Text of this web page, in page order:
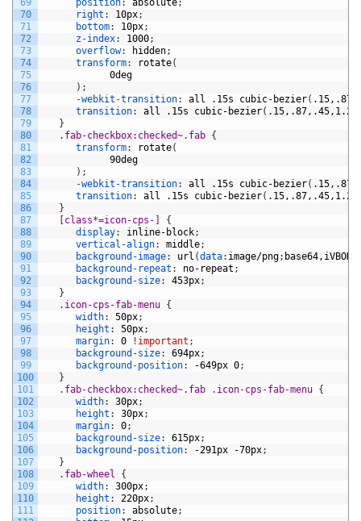
69
70
71
72
73
74
75
76
77
78
79
80
81
82
83
84
85
86
87
88
89
90
91
92
93
94
95
96
97
98
99
100
101
102
103
104
105
106
107
108
109
110
111
position: absolute;
right : 10px;
bottom: 10px;
z-index: 1000;
overflow: hidden;
transform: rotate(
0deg
) ;
-webkit-transition: all .15s cubic-bezier(
transition: all .15s cubic-bezier( .15,.87,.45,1.23
}
.fab-checkbox:checked~.fab {
transform: rotate(
90deg
) ;
-webkit-transition: all .15s cubic-bezier(
transition: all .15s cubic-bezier( .15,.87,.45,1.23
}
[class*=icon-cps-] {
display: inline-block;
vertical-align: middle;
background-image: url (data: image/png;
background-repeat : no-repeat ;
background-size: 453px;
}
.icon-cps-fab-menu {
width: 50px;
height : 50px;
margin: 0 !important ;
background-size: 694px;
background-position: -649px 0;
}
.fab-checkbox:checked~.fab .icon-cps-fab-menu {
width: 30px;
height : 30px;
margin: 0;
background-size: 615px;
background-position: -291px -70px;
}
.fab-wheel {
width: 300px;
height : 220px;
position: absolute;